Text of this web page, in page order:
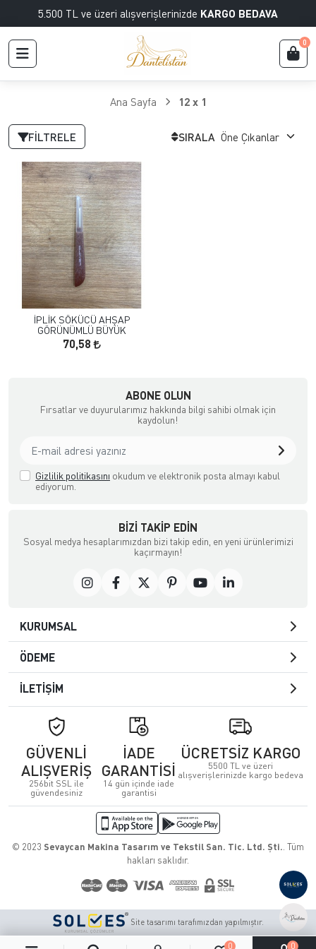
5.500 TL ve üzeri alışverişlerinizde KARGO BEDAVA
0
0 0
Ana Sayfa 12 x 1
FILTRELE SIRALA
İPLİK SÖKÜCÜ AHŞAP
GÖRÜNÜMLÜ BÜYÜK
70,58
ABONE OLUN
Fırsatlar ve duyurularımız hakkında bilgi sahibi olmak için
kaydolun!
Gizlilik politikasını okudum ve elektronik posta almayı kabul
ediyorum.
BIZI TAKIP EDIN
Sosyal medya hesaplarımızdan bizi takip edin, en yeni ürünlerimizi
kaçırmayın!
KURUMSAL
ÖDEME
İLETİŞİM
GÜVENLİ
ALIŞVERİŞ
256bit SSL ile
güvendesiniz
İADE
GARANTİSİ
14 gün içinde iade
garantisi
ÜCRETSİZ KARGO
5500 TL ve üzeri
alışverişlerinizde kargo bedeva
© 2023 Sevaycan Makina Tasarım ve Tekstil San. Tic. Ltd. Şti. . Tüm
hakları saklıdır.
Site tasarımı tarafımızdan yapılmıştır.